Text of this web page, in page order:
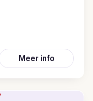
Meer info